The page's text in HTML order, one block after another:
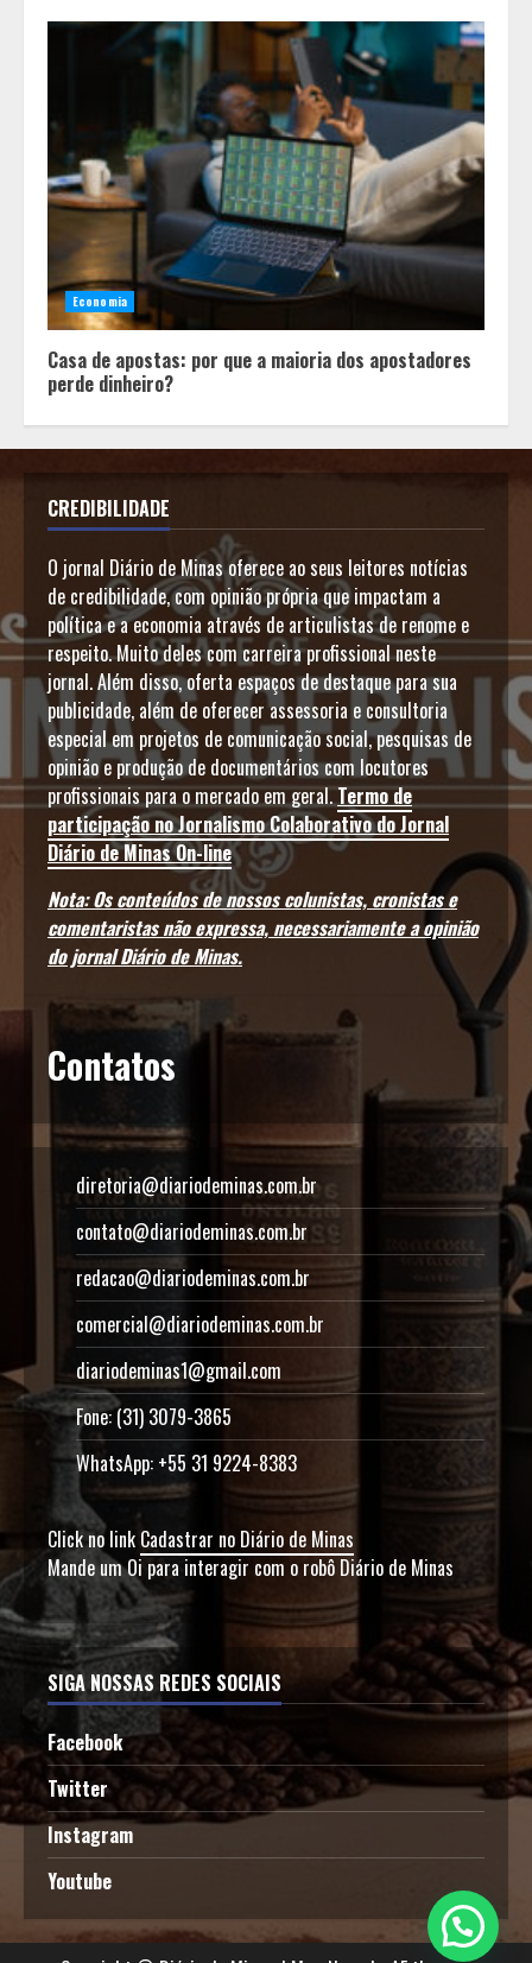
Economia
Casa de apostas: por que a maioria dos apostadores
perde dinheiro?
CREDIBILIDADE
O jornal Diário de Minas oferece ao seus leitores notícias
de credibilidade, com opinião própria que impactam a
política e a economia através de articulistas de renome e
respeito. Muito deles com carreira profissional neste
jornal. Além disso, oferta espaços de destaque para sua
publicidade, além de oferecer assessoria e consultoria
especial em projetos de comunicação social, pesquisas de
opinião e produção de documentários com locutores
profissionais para o mercado em geral.Termo de
participação no Jornalismo Colaborativo do Jornal
Diário de Minas On-line
Nota: Os conteúdos de nossos colunistas, cronistas e
comentaristas não expressa, necessariamente a opinião
do jornal Diário de Minas.
Contatos
diretoria@diariodeminas.com.br
contato@diariodeminas.com.br
redacao@diariodeminas.com.br
comercial@diariodeminas.com.br
diariodeminas1@gmail.com
Fone: (31) 3079-3865
WhatsApp: +55 31 9224-8383
Click no link Cadastrar no Diário de Minas
Mande um Oi para interagir com o robô Diário de Minas
SIGA NOSSAS REDES SOCIAIS
Facebook
Twitter
Instagram
Youtube